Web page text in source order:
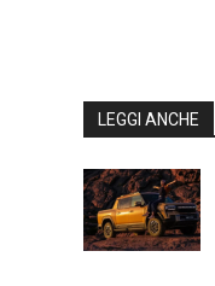
LEGGI ANCHE